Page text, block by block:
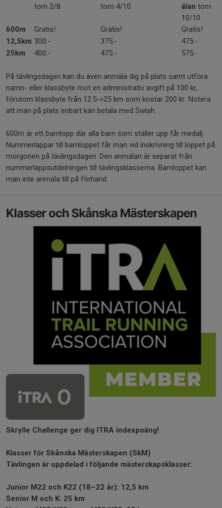
tom 2/8
tom 4/10
älan tom
10/10
600m
Gratis! Gratis!
Gratis!
12,5km 300:- 375:-
475:-
25km
400:- 475:- 575:-
​​​På tävlingsdagen kan du även anmäla dig på plats samt utföra
namn- eller klassbyte mot en administrativ avgift på 100 kr,
förutom klassbyte från 12.5->25 km som kostar 200 kr. Notera
att man på plats enbart kan betala med Swish.
600m är ett barnlopp där alla barn som ställer upp får medalj.
Nummerlappar till barnloppet får man vid inskrivning till loppet på
morgonen på tävlingsdagen. Den anmälan är separat från
nummerlappsutdelningen till tävlingsklasserna. Barnloppet kan
man inte anmäla till på förhand.
Klasser och Skånska Mästerskapen
Skrylle Challenge ger dig ITRA indexpoäng!
Klasser för Skånska Mästerskapen (SkM)
Tävlingen är uppdelad i följande mästerskapsklasser:
Junior M22 och K22 (18–22 år): 12,5 km
Senior M och K: 25 km